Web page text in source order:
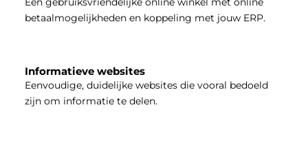
betaalmogelijkheden en koppeling met jouw ERP.
Informatieve websites
Eenvoudige, duidelijke websites die vooral bedoeld
zijn om informatie te delen.